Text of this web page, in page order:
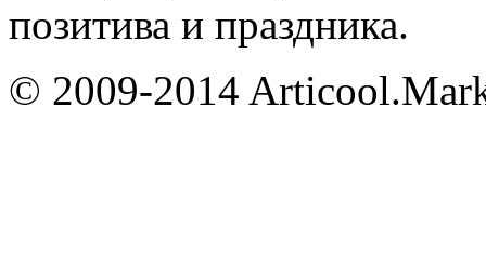
позитива и праздника.
© 2009-2014